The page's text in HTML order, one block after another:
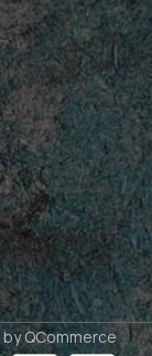
by QCommerce